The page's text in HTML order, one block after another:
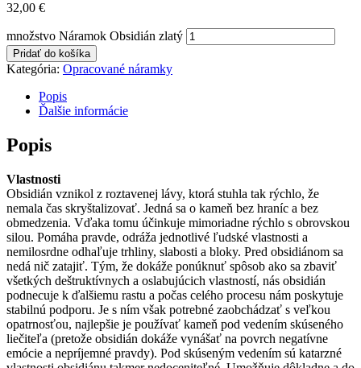
32,00 €
množstvo Náramok Obsidián zlatý
Pridať do košíka
Kategória: Opracované náramky
Popis
Ďalšie informácie
Popis
Vlastnosti
Obsidián vznikol z roztavenej lávy, ktorá stuhla tak rýchlo, že
nemala čas skryštalizovať. Jedná sa o kameň bez hraníc a bez
obmedzenia. Vďaka tomu účinkuje mimoriadne rýchlo s obrovskou
silou. Pomáha pravde, odráža jednotlivé ľudské vlastnosti a
nemilosrdne odhaľuje trhliny, slabosti a bloky. Pred obsidiánom sa
nedá nič zatajiť. Tým, že dokáže ponúknuť spôsob ako sa zbaviť
všetkých deštruktívnych a oslabujúcich vlastností, nás obsidián
podnecuje k ďalšiemu rastu a počas celého procesu nám poskytuje
stabilnú podporu. Je s ním však potrebné zaobchádzať s veľkou
opatrnosťou, najlepšie je používať kameň pod vedením skúseného
liečiteľa (pretože obsidián dokáže vynášať na povrch negatívne
emócie a nepríjemné pravdy). Pod skúseným vedením sú katarzné